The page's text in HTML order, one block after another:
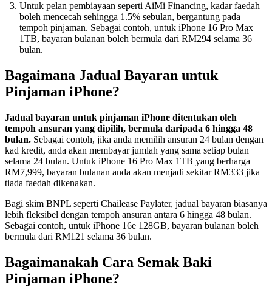
Untuk pelan pembiayaan seperti AiMi Financing, kadar faedah
boleh mencecah sehingga 1.5% sebulan, bergantung pada
tempoh pinjaman. Sebagai contoh, untuk iPhone 16 Pro Max
1TB, bayaran bulanan boleh bermula dari RM294 selama 36
bulan.
Bagaimana Jadual Bayaran untuk
Pinjaman iPhone?
Jadual bayaran untuk pinjaman iPhone ditentukan oleh
tempoh ansuran yang dipilih, bermula daripada 6 hingga 48
bulan. Sebagai contoh, jika anda memilih ansuran 24 bulan dengan
kad kredit, anda akan membayar jumlah yang sama setiap bulan
selama 24 bulan. Untuk iPhone 16 Pro Max 1TB yang berharga
RM7,999, bayaran bulanan anda akan menjadi sekitar RM333 jika
tiada faedah dikenakan.
Bagi skim BNPL seperti Chailease Paylater, jadual bayaran biasanya
lebih fleksibel dengan tempoh ansuran antara 6 hingga 48 bulan.
Sebagai contoh, untuk iPhone 16e 128GB, bayaran bulanan boleh
bermula dari RM121 selama 36 bulan.
Bagaimanakah Cara Semak Baki
Pinjaman iPhone?